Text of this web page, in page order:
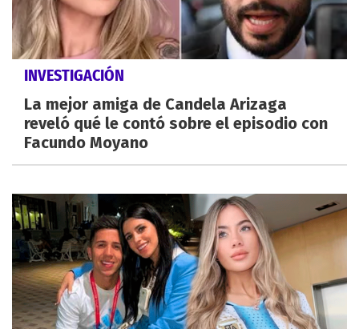
INVESTIGACIÓN
La mejor amiga de Candela Arizaga
reveló qué le contó sobre el episodio con
Facundo Moyano